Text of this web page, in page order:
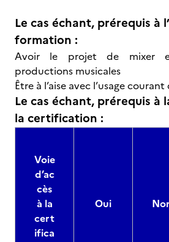
Le cas échant, prérequis à
formation :
Avoir le projet de mixer
productions musicales
Être à l’aise avec l’usage
Le cas échant, prérequis à
la certification :
Voie
d’ac
cès
à la
cert
ifica
Oui